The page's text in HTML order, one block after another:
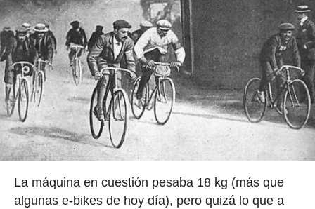
La máquina en cuestión pesaba 18 kg (más que
algunas e-bikes de hoy día), pero quizá lo que a